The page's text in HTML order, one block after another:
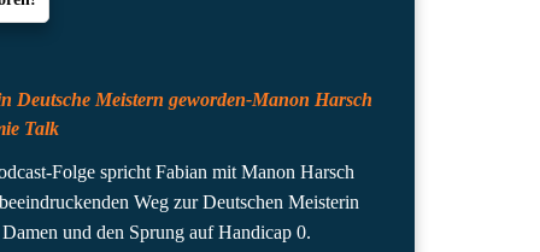
Deutsche Meistern geworden-Manon Harsch
Talk
Folge spricht Fabian mit Manon Harsch
Weg zur Deutschen Meisterin
und den Sprung auf Handicap 0.